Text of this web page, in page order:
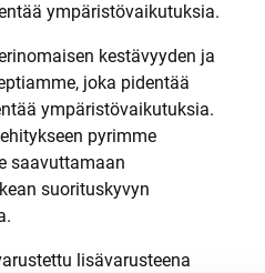
ympäristövaikutuksia.
kestävyyden ja
joka pidentää
ympäristövaikutuksia.
pyrimme
saavuttamaan
suorituskyvyn
lisävarusteena